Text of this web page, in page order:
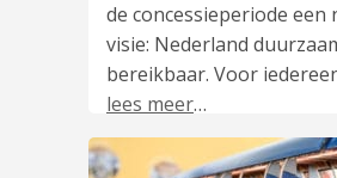
de concessieperiode een
visie: Nederland
bereikbaar. Voor
lees meer…